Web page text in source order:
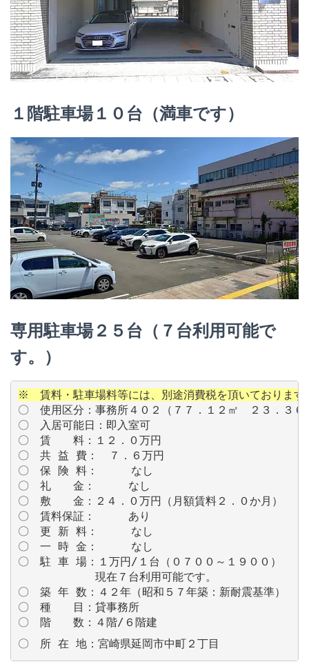
１階駐車場１０台 （満車です）
専用駐車場２５台（７台利用可能で
す。）
※　賃料・駐車場料等には、別途消費税を頂いております
〇　使用区分：事務所４０２（７７．１２㎡　２３．３６
〇　入居可能日：即入室可
〇　賃　　料：１２．０万円
〇　共 益 費：　７．６万円
〇　保 険 料：　　　なし
〇　礼　　金：　　　なし
〇　敷　　金：２４．０万円（月額賃料２．０か月）
〇　賃料保証：　　　あり
〇　更 新 料：　　　なし
〇　一 時 金：　　　なし
〇　駐 車 場：１万円/１台（０７００～１９００）
現在７台利用可能です
〇　築 年 数：４２年（昭和５７年築：新耐震基準）
〇　種　　目：貸事務所